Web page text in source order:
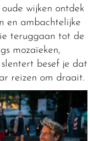
wijken ontdek
en ambachtelijke
teruggaan tot de
mozaïeken,
besef je dat
reizen om draait.